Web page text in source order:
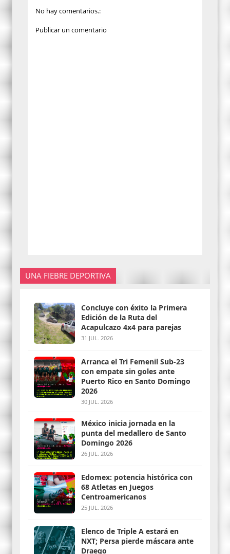
No hay comentarios.:
Publicar un comentario
UNA FIEBRE DEPORTIVA
Concluye con éxito la Primera
Edición de la Ruta del
Acapulcazo 4x4 para parejas
31 JUL. 2026
Arranca el Tri Femenil Sub-23
con empate sin goles ante
Puerto Rico en Santo Domingo
2026
30 JUL. 2026
México inicia jornada en la
punta del medallero de Santo
Domingo 2026
26 JUL. 2026
Edomex: potencia histórica con
68 Atletas en Juegos
Centroamericanos
25 JUL. 2026
Elenco de Triple A estará en
NXT; Persa pierde máscara ante
Draego